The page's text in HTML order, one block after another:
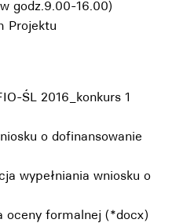
godz.9.00-16.00)
Projektu
ŚL 2016_konkurs 1
o dofinansowanie
wypełniania wniosku o
oceny formalnej (*docx)